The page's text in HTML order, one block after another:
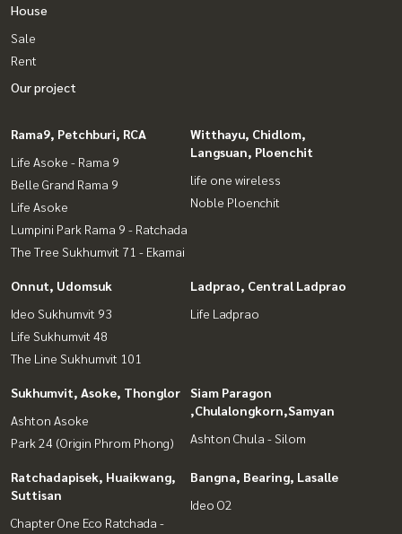
House
Sale
Rent
Our project
Rama9, Petchburi, RCA
Life Asoke - Rama 9
Belle Grand Rama 9
Life Asoke
Lumpini Park Rama 9 - Ratchada
The Tree Sukhumvit 71 - Ekamai
Witthayu, Chidlom,
Langsuan, Ploenchit
life one wireless
Noble Ploenchit
Onnut, Udomsuk
Ideo Sukhumvit 93
Life Sukhumvit 48
The Line Sukhumvit 101
Ladprao, Central Ladprao
Life Ladprao
Sukhumvit, Asoke, Thonglor
Ashton Asoke
Park 24 (Origin Phrom Phong)
Siam Paragon
,Chulalongkorn,Samyan
Ashton Chula - Silom
Ratchadapisek, Huaikwang,
Suttisan
Chapter One Eco Ratchada -
Bangna, Bearing, Lasalle
Ideo O2